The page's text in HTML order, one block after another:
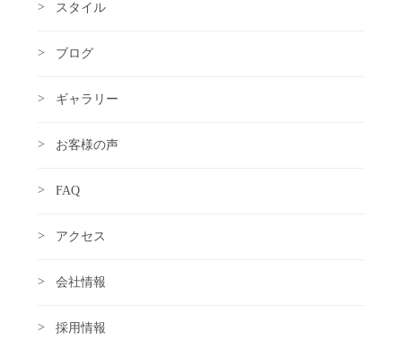
スタイル
ブログ
ギャラリー
お客様の声
FAQ
アクセス
会社情報
採用情報